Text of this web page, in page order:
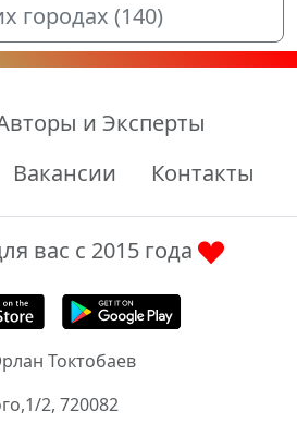
городах (140)
и Эксперты
Вакансии Контакты
вас с 2015 года
Токтобаев
2, 720082